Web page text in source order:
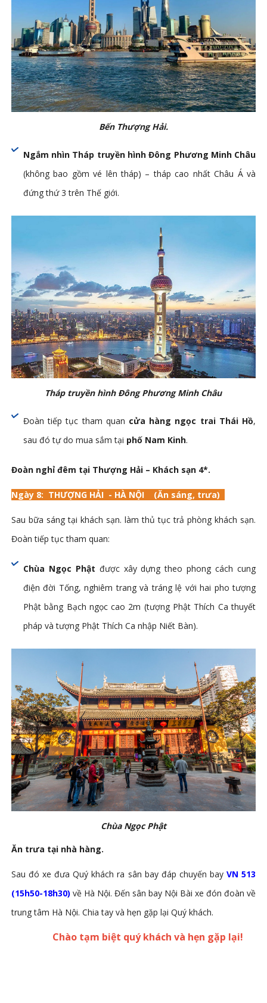
Bến Thượng Hải.
Ngắm nhìn Tháp truyền hình Đông Ph­ương Minh Châu
(không bao gồm vé lên tháp) – tháp cao nhất Châu Á và
đứng thứ 3 trên Thế giới.
Tháp truyền hình Đông Ph­ương Minh Châu
Đoàn tiếp tục tham quan cửa hàng ngọc trai Thái Hồ,
sau đó tự do mua sắm tại phố Nam Kinh.
Đoàn nghỉ đêm tại Thượng Hải – Khách sạn 4*.
Ngày 8: THƯỢNG HẢI - HÀ NỘI (Ăn sáng, trưa)
Sau bữa sáng tại khách sạn. làm thủ tục trả phòng khách sạn.
Đoàn tiếp tục tham quan:
Chùa Ngọc Phật được xây dựng theo phong cách cung
điện đời Tống, nghiêm trang và tráng lệ với hai pho tượng
Phật bằng Bạch ngọc cao 2m (tượng Phật Thích Ca thuyết
pháp và tượng Phật Thích Ca nhập Niết Bàn).
Chùa Ngọc Phật
Ăn trưa tại nhà hàng.
Sau đó xe đưa Quý khách ra sân bay đáp chuyến bay VN 513
(15h50-18h30) về Hà Nội. Đến sân bay Nội Bài xe đón đoàn về
trung tâm Hà Nội. Chia tay và hẹn gặp lại Quý khách.
Chào tạm biệt quý khách và hẹn gặp lại!